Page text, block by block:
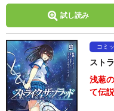
試し読み
コミ
スト
浅葱
て伝